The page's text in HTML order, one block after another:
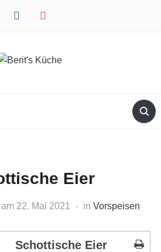
facebook instagram
Eier
am 22. Mai 2021 in Vorspeisen
Schottische Eier